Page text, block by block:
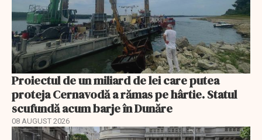
Proiectul de un miliard de lei care putea
proteja Cernavodă a rămas pe hârtie. Statul
scufundă acum barje în Dunăre
08 AUGUST 2026